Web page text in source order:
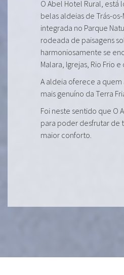
O Abel Hotel Rural, está
belas aldeias de Trás-
integrada no Parque
rodeada de paisagens
harmoniosamente se
Malara, Igrejas, Rio Frio e
A aldeia oferece a
mais genuíno da Terra
Foi neste sentido que O
para poder desfrutar de
maior conforto.